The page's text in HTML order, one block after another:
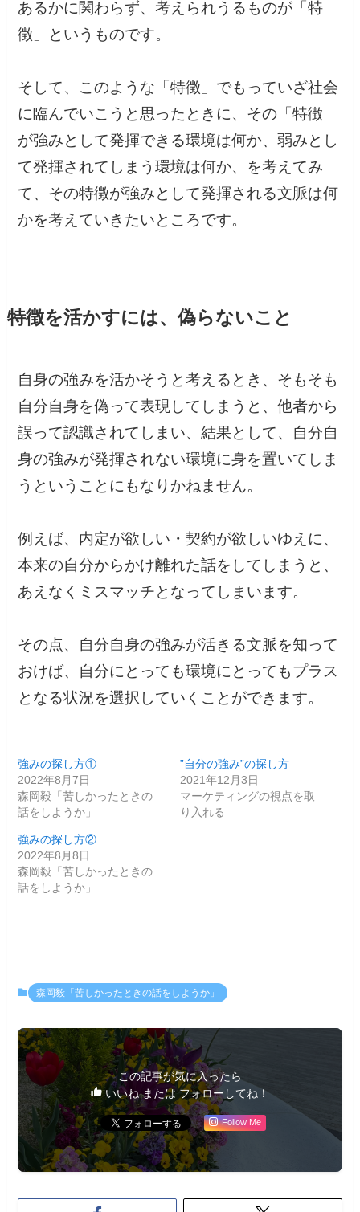
あるかに関わらず、考えられうるものが「特
徴」というものです。
そして、このような「特徴」でもっていざ社会
に臨んでいこうと思ったときに、その「特徴」
が強みとして発揮できる環境は何か、弱みとし
て発揮されてしまう環境は何か、を考えてみ
て、その特徴が強みとして発揮される文脈は何
かを考えていきたいところです。
特徴を活かすには、偽らないこと
自身の強みを活かそうと考えるとき、そもそも
自分自身を偽って表現してしまうと、他者から
誤って認識されてしまい、結果として、自分自
身の強みが発揮されない環境に身を置いてしま
うということにもなりかねません。
例えば、内定が欲しい・契約が欲しいゆえに、
本来の自分からかけ離れた話をしてしまうと、
あえなくミスマッチとなってしまいます。
その点、自分自身の強みが活きる文脈を知って
おけば、自分にとっても環境にとってもプラス
となる状況を選択していくことができます。
強みの探し方①
2022年8月7日
森岡毅「苦しかったときの
話をしようか」
”自分の強み”の探し方
2021年12月3日
マーケティングの視点を取
り入れる
強みの探し方②
2022年8月8日
森岡毅「苦しかったときの
話をしようか」
森岡毅「苦しかったときの話をしようか」
この記事が気に入ったら
いいね または フォローしてね！
Follow Me